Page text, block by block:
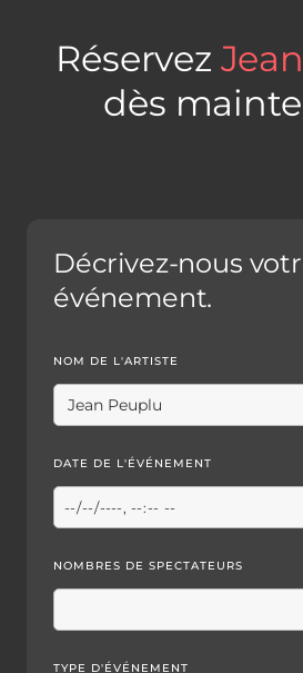
Réservez
dès
Décrivez-nous
événement.
NOM DE L'ARTISTE
DATE DE L'ÉVÉNEMENT
NOMBRES DE SPECTATEURS
TYPE D'ÉVÉNEMENT